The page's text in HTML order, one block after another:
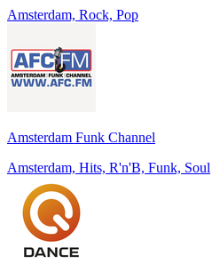
Amsterdam, Rock, Pop
Amsterdam Funk Channel
Amsterdam, Hits, R'n'B, Funk, Soul